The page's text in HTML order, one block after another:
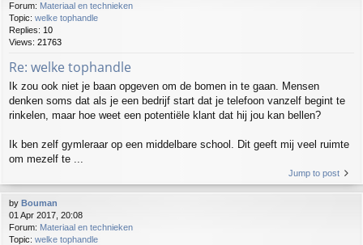
Forum: Materiaal en technieken
Topic: welke tophandle
Replies: 10
Views: 21763
Re: welke tophandle
Ik zou ook niet je baan opgeven om de bomen in te gaan. Mensen
denken soms dat als je een bedrijf start dat je telefoon vanzelf begint te
rinkelen, maar hoe weet een potentiële klant dat hij jou kan bellen?
Ik ben zelf gymleraar op een middelbare school. Dit geeft mij veel ruimte
om mezelf te ...
Jump to post
by Bouman
01 Apr 2017, 20:08
Forum: Materiaal en technieken
Topic: welke tophandle